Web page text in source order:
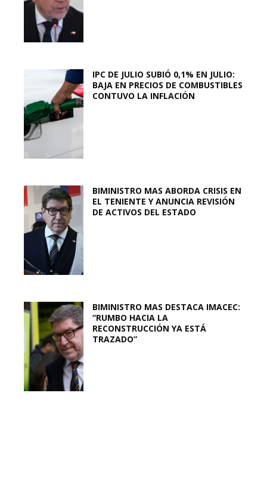
IPC DE JULIO SUBIÓ 0,1% EN JULIO:
BAJA EN PRECIOS DE COMBUSTIBLES
CONTUVO LA INFLACIÓN
BIMINISTRO MAS ABORDA CRISIS EN
EL TENIENTE Y ANUNCIA REVISIÓN
DE ACTIVOS DEL ESTADO
BIMINISTRO MAS DESTACA IMACEC:
“RUMBO HACIA LA
RECONSTRUCCIÓN YA ESTÁ
TRAZADO”